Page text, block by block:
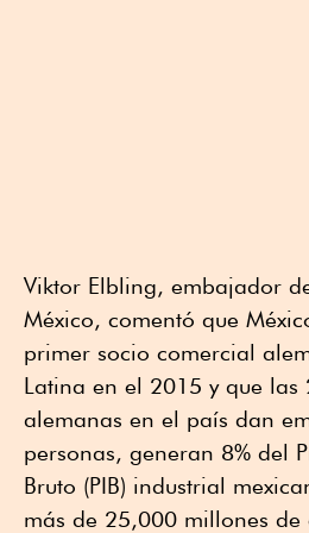
Viktor Elbling, embajador
México, comentó que
primer socio comercial
Latina en el 2015 y que las
alemanas en el país dan
personas, generan 8% del
Bruto (PIB) industrial
más de 25,000 millones de